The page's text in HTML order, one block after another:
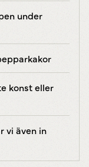
under
konst eller
vi även in